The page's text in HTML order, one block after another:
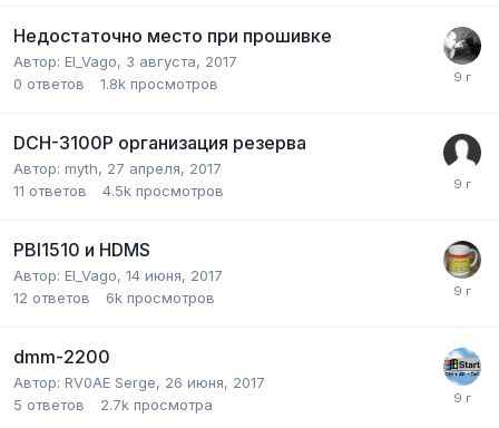
Недостаточно место при прошивке
Автор: El_Vago, 3 августа, 2017
0 ответов 1.8k просмотров
DCH-3100P организация резерва
Автор: myth, 27 апреля, 2017
11 ответов 4.5k просмотров
PBI1510 и HDMS
Автор: El_Vago, 14 июня, 2017
12 ответов 6k просмотров
dmm-2200
Автор: RV0AE Serge, 26 июня, 2017
5 ответов 2.7k просмотра